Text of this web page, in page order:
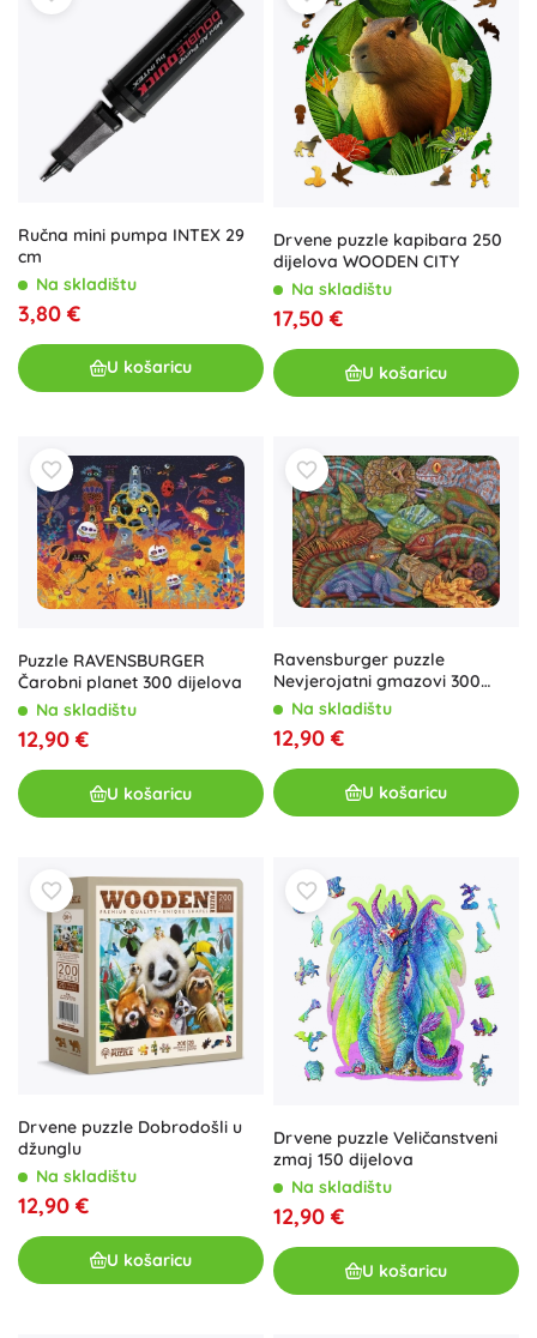
Ručna mini pumpa INTEX 29
cm
Na skladištu
3,80 €
U košaricu
Drvene puzzle kapibara 250
dijelova WOODEN CITY
Na skladištu
17,50 €
U košaricu
Puzzle RAVENSBURGER
Čarobni planet 300 dijelova
Na skladištu
12,90 €
U košaricu
Ravensburger puzzle
Nevjerojatni gmazovi 300
dijelova
Na skladištu
12,90 €
U košaricu
Drvene puzzle Dobrodošli u
džunglu
Na skladištu
12,90 €
U košaricu
Drvene puzzle Veličanstveni
zmaj 150 dijelova
Na skladištu
12,90 €
U košaricu